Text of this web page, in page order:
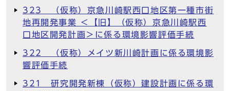
323 （仮称）京急川崎駅西口地区第一種市街
地再開発事業 ＜【旧】（仮称）京急川崎駅西
口地区開発計画＞に係る環境影響評価手続
322 （仮称）メイツ新川崎計画に係る環境影
響評価手続
321 研究開発新棟（仮称）建設計画に係る環